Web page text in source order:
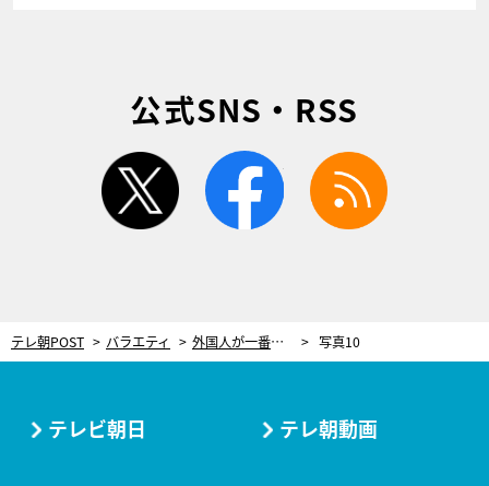
公式SNS・RSS
twitter facebook
テレ朝POST バラエティ 外国人が一番感動した“最強JAPANフード”BEST25を発表！王道から意外なものまでランクイン 写真10
テレビ朝日 テレ朝動画